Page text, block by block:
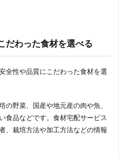
だわった食材を選べる
全性や品質にこだわった食材を選
の野菜、国産や地元産の肉や魚、
食品などです。食材宅配サービス
、栽培方法や加工方法などの情報